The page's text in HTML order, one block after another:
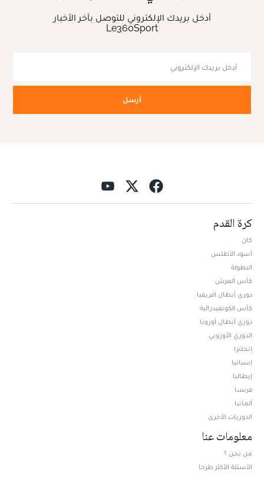
أدخل بريدك الإلكتروني للتوصل بآخر الأخبار
Le360Sport
أرسل
كرة القدم
كان
أسود الأطلس
البطولة
كأس العرش
دوري أبطال افريقيا
كأس الكونفيدرالية
دوري أبطال أوروبا
الدوري الأوروبي
إنجلترا
إسبانيا
إيطاليا
فرنسا
ألمانيا
الدوريات الأخرى
معلومات عنا
من نحن ؟
الأسئلة الأكثر طرحا